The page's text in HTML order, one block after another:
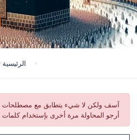
الرئيسية
آسف ولكن لا شيء يتطابق مع مصطلحات
أرجو المحاولة مرة أخرى بإستخدام